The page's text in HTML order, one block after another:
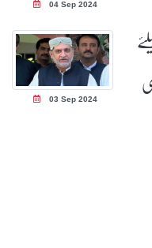
04 Sep 2024
03 Sep 2024